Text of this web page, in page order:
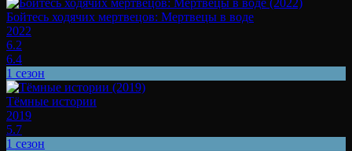
Бойтесь ходячих мертвецов: Мертвецы в воде
2022
6.2
6.4
1 сезон
Тёмные истории
2019
5.7
1 сезон